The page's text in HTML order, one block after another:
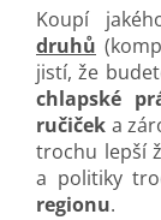
Koupí
druhů
jistí, že
chlapské
ručiček a
trochu lepší
a politiky
regionu.